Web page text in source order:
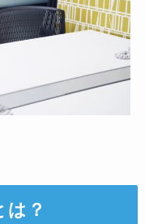
は？